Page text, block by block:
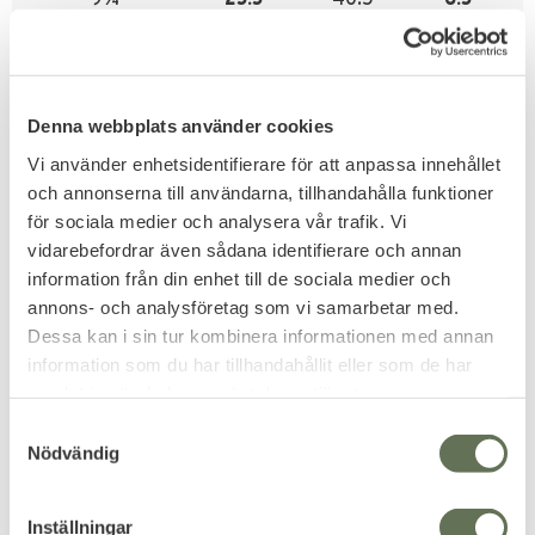
Denna webbplats använder cookies
Vi använder enhetsidentifierare för att anpassa innehållet
och annonserna till användarna, tillhandahålla funktioner
för sociala medier och analysera vår trafik. Vi
vidarebefordrar även sådana identifierare och annan
information från din enhet till de sociala medier och
annons- och analysföretag som vi samarbetar med.
Dessa kan i sin tur kombinera informationen med annan
information som du har tillhandahållit eller som de har
Nödvändig
Inställningar
7
10.5 10¼ 27 42.5 8
11 10⁷⁄₁₆ 27.5 43
11.5 10⁹⁄₁₆ 28 44 9
10¹⁵/₁₆ 28.5 44.5 9.5
Mätningar är önskade standarder, viss variation kan
Relaterade produkter